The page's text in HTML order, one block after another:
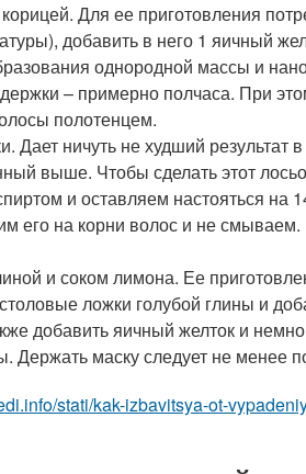
Для ее приготовления
добавить в него 1 яичный
однородной массы и
– примерно полчаса. При
полотенцем.
Дает ничуть не худший
выше. Чтобы сделать этот
и оставляем настояться на
его на корни волос и не
и соком лимона. Ее
ложки голубой глины и
добавить яичный желток и
Держать маску следует не менее
stati/kak-izbavitsya-ot-